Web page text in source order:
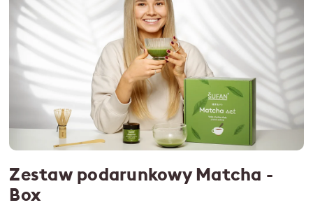
Zestaw podarunkowy Matcha -
Box